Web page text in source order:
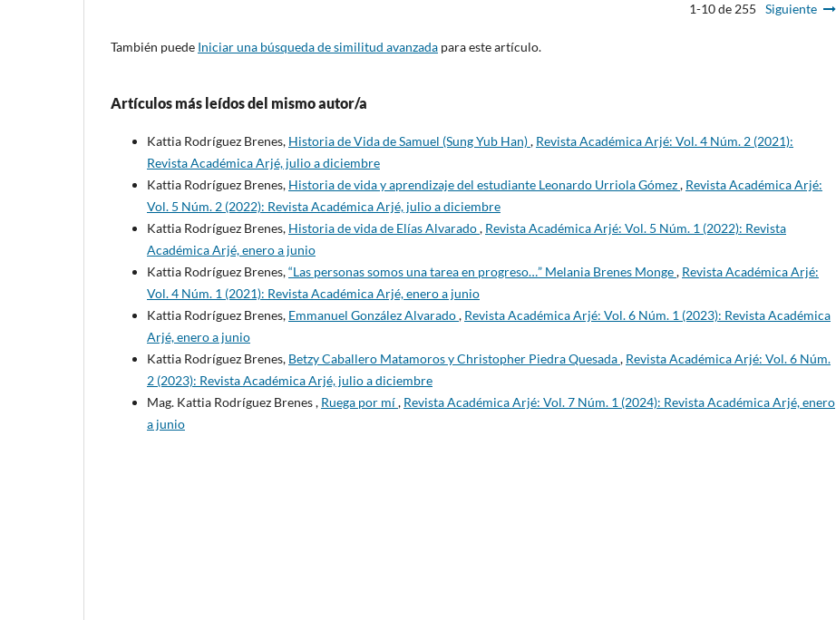
1-10 de 255 Siguiente
También puede Iniciar una búsqueda de similitud avanzada para este artículo.
Artículos más leídos del mismo autor/a
Kattia Rodríguez Brenes, Historia de Vida de Samuel (Sung Yub Han), Revista Académica Arjé: Vol. 4 Núm. 2 (2021):
Revista Académica Arjé, julio a diciembre
Kattia Rodríguez Brenes, Historia de vida y aprendizaje del estudiante Leonardo Urriola Gómez, Revista Académica Arjé:
Vol. 5 Núm. 2 (2022): Revista Académica Arjé, julio a diciembre
Kattia Rodríguez Brenes, Historia de vida de Elías Alvarado, Revista Académica Arjé: Vol. 5 Núm. 1 (2022): Revista
Académica Arjé, enero a junio
Kattia Rodríguez Brenes,“Las personas somos una tarea en progreso…” Melania Brenes Monge, Revista Académica Arjé:
Vol. 4 Núm. 1 (2021): Revista Académica Arjé, enero a junio
Kattia Rodríguez Brenes, Emmanuel González Alvarado, Revista Académica Arjé: Vol. 6 Núm. 1 (2023): Revista Académica
Arjé, enero a junio
Kattia Rodríguez Brenes, Betzy Caballero Matamoros y Christopher Piedra Quesada, Revista Académica Arjé: Vol. 6 Núm.
2 (2023): Revista Académica Arjé, julio a diciembre
Mag. Kattia Rodríguez Brenes , Ruega por mí, Revista Académica Arjé: Vol. 7 Núm. 1 (2024): Revista Académica Arjé, enero
a junio